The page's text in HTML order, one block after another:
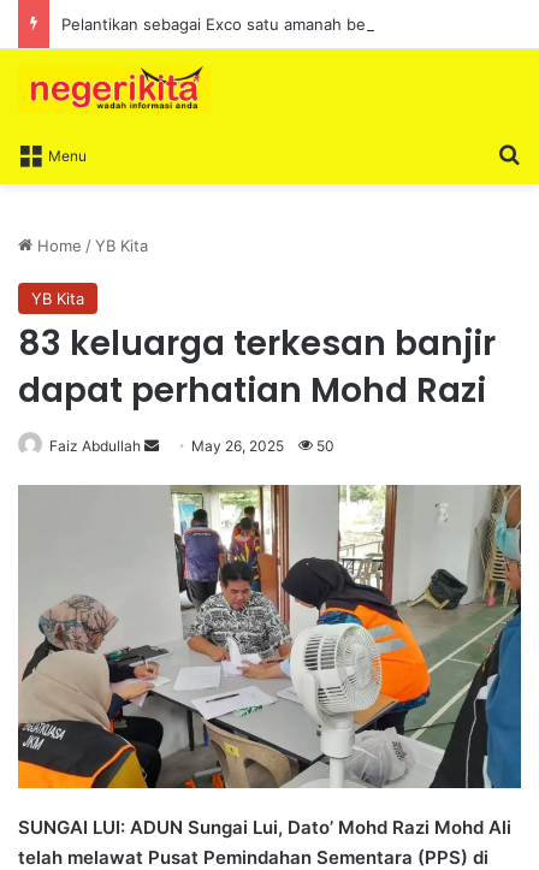
Menu
Home /YB Kita
YB Kita
83 keluarga terkesan banjir
dapat perhatian Mohd Razi
Faiz Abdullah
m
a
i
May 26, 2025 50
SUNGAI LUI: ADUN Sungai Lui, Dato’ Mohd Razi Mohd Ali
telah melawat Pusat Pemindahan Sementara (PPS) di